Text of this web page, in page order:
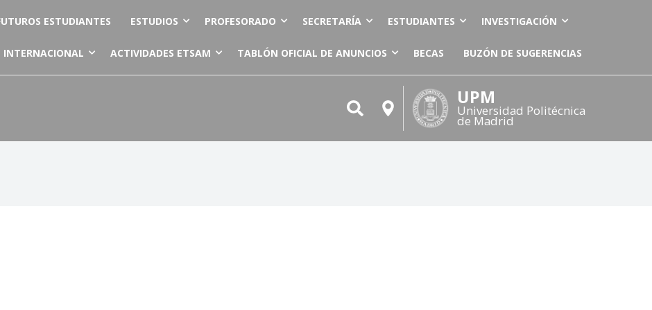
ESTUDIANTES ESTUDIOS PROFESORADO SECRETARÍA ESTUDIANTES INVESTIGACIÓN
INTERNACIONAL ACTIVIDADES ETSAM TABLÓN OFICIAL DE ANUNCIOS BECAS BUZÓN DE SUGERENCIAS
UPM
Universidad Politécnica
de Madrid